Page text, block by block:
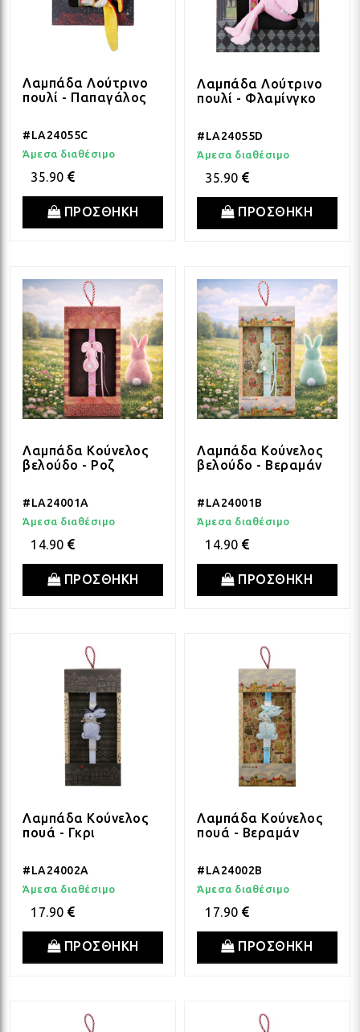
Λαμπάδα Λούτρινο
πουλί - Παπαγάλος
#LA24055C
Άμεσα διαθέσιμο
35.90
ΠΡΟΣΘΗΚΗ
Λαμπάδα Λούτρινο
πουλί - Φλαμίνγκο
#LA24055D
Άμεσα διαθέσιμο
35.90
ΠΡΟΣΘΗΚΗ
Λαμπάδα Κούνελος
βελούδο - Ροζ
#LA24001A
Άμεσα διαθέσιμο
14.90
ΠΡΟΣΘΗΚΗ
Λαμπάδα Κούνελος
βελούδο - Βεραμάν
#LA24001B
Άμεσα διαθέσιμο
14.90
ΠΡΟΣΘΗΚΗ
Λαμπάδα Κούνελος
πουά - Γκρι
#LA24002A
Άμεσα διαθέσιμο
17.90
ΠΡΟΣΘΗΚΗ
Λαμπάδα Κούνελος
πουά - Βεραμάν
#LA24002B
Άμεσα διαθέσιμο
17.90
ΠΡΟΣΘΗΚΗ